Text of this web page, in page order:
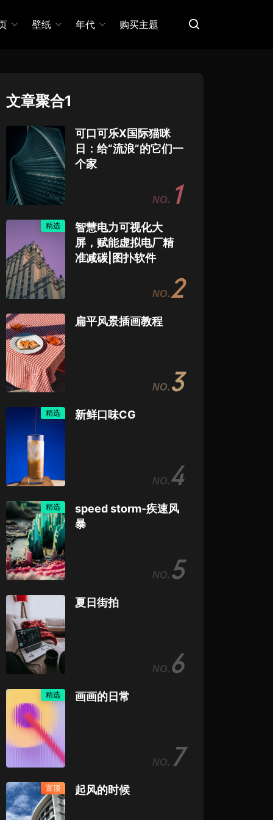
壁纸 年代 购买主题
文章聚合1
可口可乐X国际猫咪
日：给“流浪”的它们一
个家
1
精选
智慧电力可视化大
屏，赋能虚拟电厂精
准减碳|图扑软件
2
扁平风景插画教程
3
精选 新鲜口味CG
4
精选
speed storm-疾速风
暴
5
夏日街拍
6
精选 画画的日常
7
置顶 起风的时候